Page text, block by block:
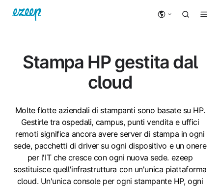
Stampa HP gestita dal
cloud
Molte flotte aziendali di stampanti sono basate su HP.
Gestirle tra ospedali, campus, punti vendita e uffici
remoti significa ancora avere server di stampa in ogni
sede, pacchetti di driver su ogni dispositivo e un onere
per l'IT che cresce con ogni nuova sede. ezeep
sostituisce quell'infrastruttura con un'unica piattaforma
cloud. Un'unica console per ogni stampante HP, ogni